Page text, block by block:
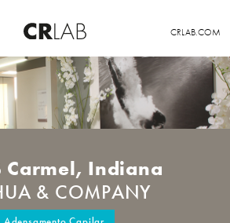
CRLAB.COM
Carmel, Indiana
& COMPANY